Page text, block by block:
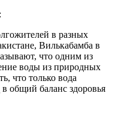
в разных
Вилькабамба в
что одним из
воды из природных
что только вода
в общий баланс здоровья